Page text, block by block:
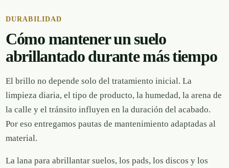
DURABILIDAD
Cómo mantener un suelo
abrillantado durante más tiempo
El brillo no depende solo del tratamiento inicial. La
limpieza diaria, el tipo de producto, la humedad, la arena de
la calle y el tránsito influyen en la duración del acabado.
Por eso entregamos pautas de mantenimiento adaptadas al
material.
La lana para abrillantar suelos, los pads, los discos y los